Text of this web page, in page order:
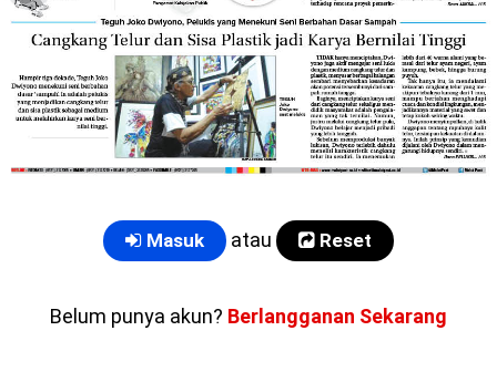
Masuk atau Reset
Belum punya akun? Berlangganan Sekarang